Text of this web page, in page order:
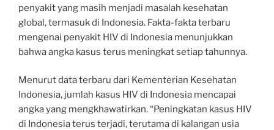
penyakit yang masih menjadi masalah kesehatan
global, termasuk di Indonesia. Fakta-fakta terbaru
mengenai penyakit HIV di Indonesia menunjukkan
bahwa angka kasus terus meningkat setiap tahunnya.
Menurut data terbaru dari Kementerian Kesehatan
Indonesia, jumlah kasus HIV di Indonesia mencapai
angka yang mengkhawatirkan. “Peningkatan kasus HIV
di Indonesia terus terjadi, terutama di kalangan usia